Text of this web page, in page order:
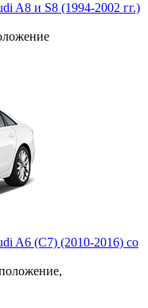
A8 и S8 (1994-2002 гг.)
A6 (C7) (2010-2016) со